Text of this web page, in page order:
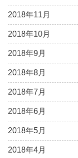
2018年11月
2018年10月
2018年9月
2018年8月
2018年7月
2018年6月
2018年5月
2018年4月